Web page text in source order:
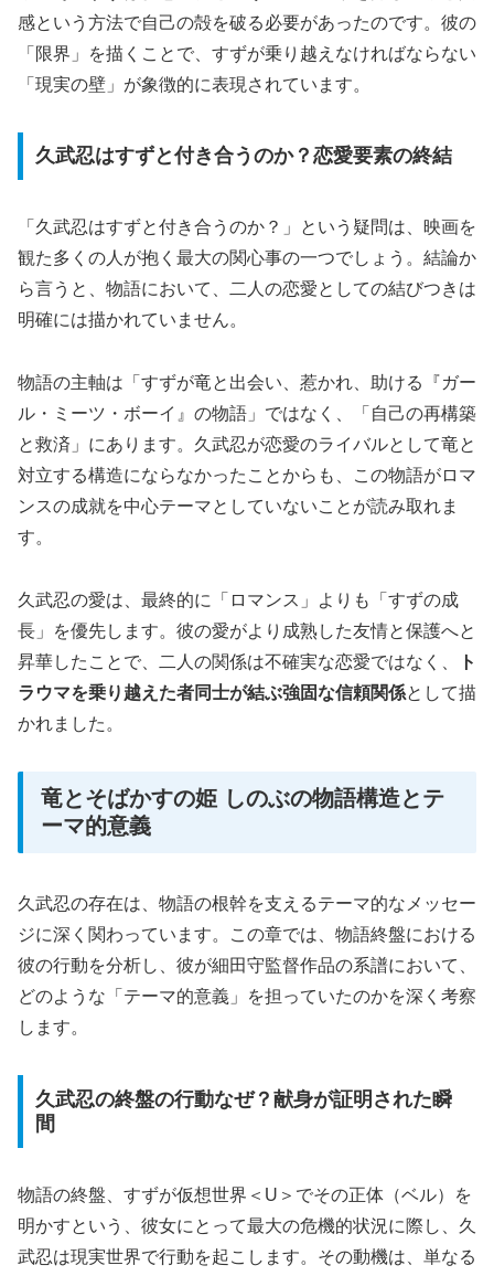
感という方法で自己の殻を破る必要があったのです。彼の
「限界」を描くことで、 すずが乗り越えなければならない
「現実の壁」 が象徴的に表現されています。
久武忍はすずと付き合うのか？恋愛要素の終結
「久武忍はすずと付き合うのか？」という疑問は、映画を
観た多くの人が抱く最大の関心事の一つでしょう。結論か
ら言うと、物語において、二人の恋愛としての結びつきは
明確には描かれていません。
物語の主軸は「すずが竜と出会い、惹かれ、助ける『ガー
ル・ミーツ・ボーイ』の物語」ではなく、
「自己の再構築
と救済」 にあります。久武忍が恋愛のライバルとして竜と
対立する構造にならなかったことからも、この物語がロマ
ンスの成就を中心テーマとしていないことが読み取れま
す。
久武忍の愛は、最終的に「ロマンス」よりも「すずの成
長」を優先します。彼の愛がより成熟した友情と保護へと
昇華したことで、二人の関係は不確実な恋愛ではなく、
ト
ラウマを乗り越えた者同士が結ぶ強固な信頼関係として描
かれました。
竜とそばかすの姫 しのぶの物語構造とテ
ーマ的意義
久武忍の存在は、物語の根幹を支えるテーマ的なメッセー
ジに深く関わっています。この章では、物語終盤における
彼の行動を分析し、彼が細田守監督作品の系譜において、
どのような「テーマ的意義」を担っていたのかを深く考察
します。
久武忍の終盤の行動なぜ？献身が証明された瞬
間
物語の終盤、すずが仮想世界＜U＞でその正体（ベル）を
明かすという、彼女にとって最大の危機的状況に際し、久
武忍は現実世界で行動を起こします。その動機は、単なる